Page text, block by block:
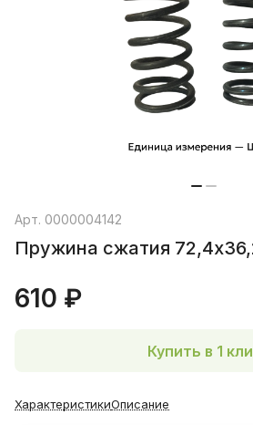
Арт. 0000004142
Пружина сжатия
610 ₽
Купить в 1
ХарактеристикиОписание